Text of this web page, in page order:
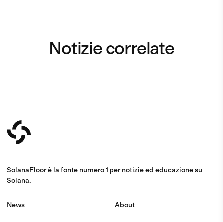
Notizie correlate
SolanaFloor è la fonte numero 1 per notizie ed educazione su
Solana.
News About